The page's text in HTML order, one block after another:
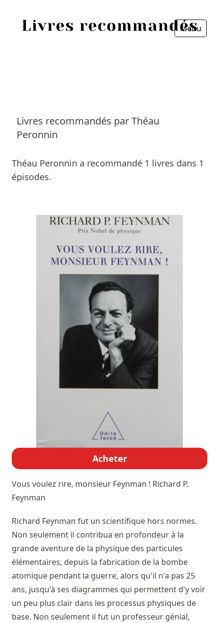
Menu
Livres recommandés par Théau
Peronnin
Théau Peronnin a recommandé 1 livres dans 1
épisodes.
Acheter
Vous voulez rire, monsieur Feynman ! Richard P.
Feynman
Richard Feynman fut un scientifique hors normes.
Non seulement il contribua en profondeur à la
grande aventure de la physique des particules
élémentaires, depuis la fabrication de la bombe
atomique pendant la guerre, alors qu'il n'a pas 25
ans, jusqu'à ses diagrammes qui permettent d'y voir
un peu plus clair dans les processus physiques de
base. Non seulement il fut un professeur génial,
Personnes
Livres
Prix littéraires
Fermer